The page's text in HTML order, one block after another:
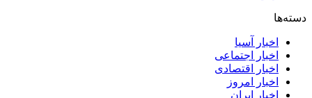
دسته‌ها
اخبار آسیا
اخبار اجتماعی
اخبار اقتصادی
اخبار امروز
اخبار ایران